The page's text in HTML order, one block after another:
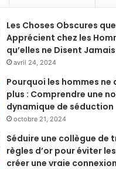
Les Choses Obscures
Apprécient chez les
qu’elles ne Disent Jamais
avril 24, 2024
Pourquoi les hommes ne
plus : Comprendre une
dynamique de séduction
octobre 21, 2024
Séduire une collègue de
règles d’or pour éviter
créer une vraie connexion